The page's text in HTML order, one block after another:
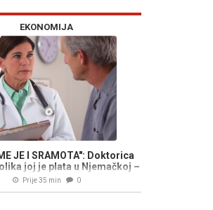
EKONOMIJA
JE I SRAMOTA": Doktorica
joj je plata u Njemačkoj –
je iznenadila mnoge
Prije 35 min 0